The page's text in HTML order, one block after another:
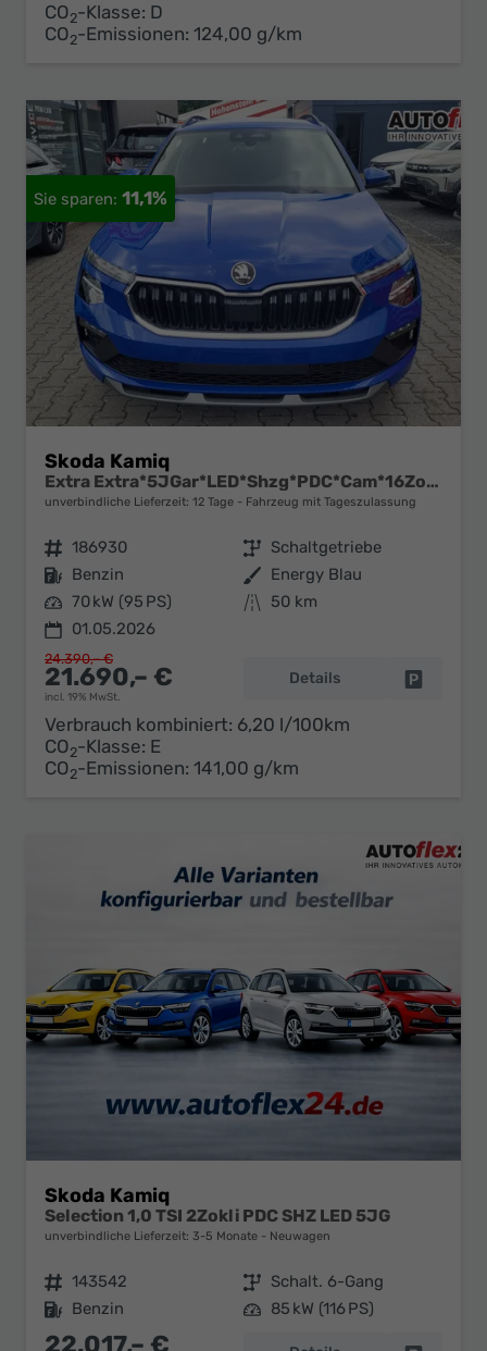
CO2-Klasse: D
CO2-Emissionen: 124,00 g/km
11,1%
Skoda Kamiq
Extra Extra*5JGar*LED*Shzg*PDC*Cam*16Zoll*ACA*
unverbindliche Lieferzeit: 12 Tage Fahrzeug mit Tageszulassung
Fahrzeugnr. 186930 Getriebe Schaltgetriebe
Kraftstoff Benzin Außenfarbe Energy Blau
Leistung 70 kW (95 PS) Kilometerstand
50 km
01.05.2026
21.690,– €
incl. 19% MwSt.
24.390,– €
Details
Verbrauch kombiniert: 6,20 l/100km
CO2-Klasse: E
CO2-Emissionen: 141,00 g/km
Skoda Kamiq
Selection 1,0 TSI 2Zokli PDC SHZ LED 5JG
unverbindliche Lieferzeit: 3-5 Monate Neuwagen
Fahrzeugnr. 143542 Getriebe Schalt. 6-Gang
Kraftstoff Benzin Leistung 85 kW (116 PS)